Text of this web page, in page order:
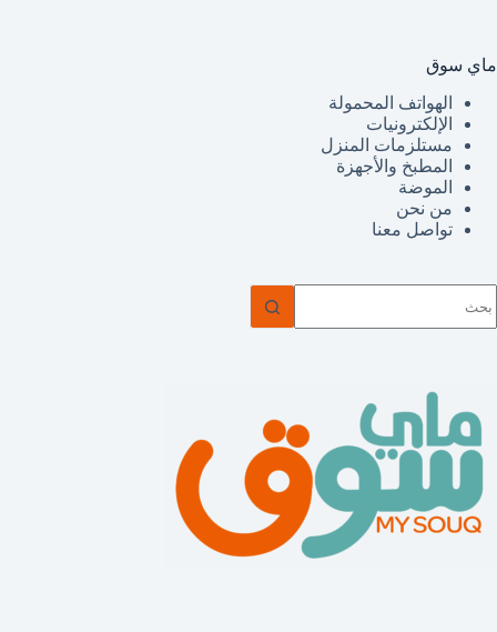
ماي سوق
الهواتف المحمولة
الإلكترونيات
مستلزمات المنزل
المطبخ والأجهزة
الموضة
من نحن
تواصل معنا
توجد